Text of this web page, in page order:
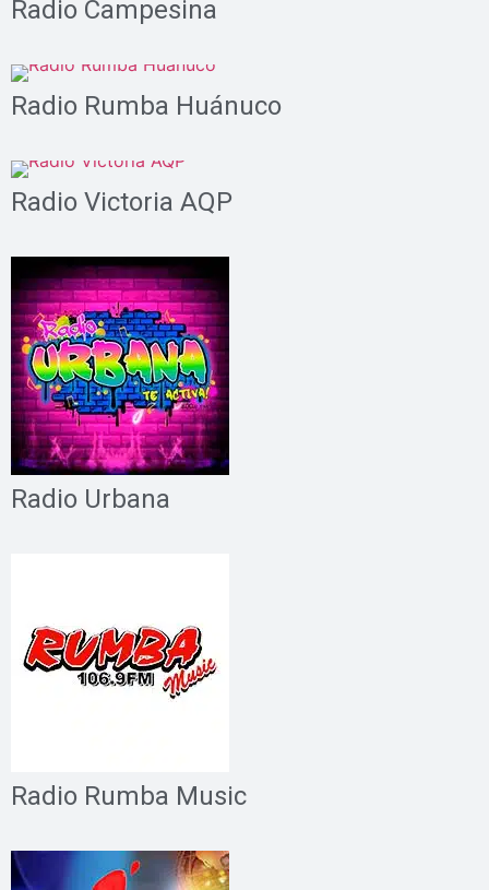
Radio Campesina
Radio Rumba Huánuco
Radio Victoria AQP
Radio Urbana
Radio Rumba Music